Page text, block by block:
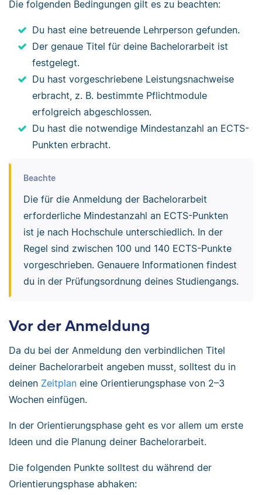
Die folgenden Bedingungen gilt es zu beachten:
Du hast eine betreuende Lehrperson gefunden.
Der genaue Titel für deine Bachelorarbeit ist
festgelegt.
Du hast vorgeschriebene Leistungsnachweise
erbracht, z. B. bestimmte Pflichtmodule
erfolgreich abgeschlossen.
Du hast die notwendige Mindestanzahl an ECTS-
Punkten erbracht.
Beachte
Die für die Anmeldung der Bachelorarbeit
erforderliche Mindestanzahl an ECTS-Punkten
ist je nach Hochschule unterschiedlich. In der
Regel sind zwischen 100 und 140 ECTS-Punkte
vorgeschrieben. Genauere Informationen findest
du in der Prüfungsordnung deines Studiengangs.
Vor der Anmeldung
Da du bei der Anmeldung den verbindlichen Titel
deiner Bachelorarbeit angeben musst, solltest du in
deinen Zeitplan eine Orientierungsphase von 2–3
Wochen einfügen.
In der Orientierungsphase geht es vor allem um erste
Ideen und die Planung deiner Bachelorarbeit.
Die folgenden Punkte solltest du während der
Orientierungsphase abhaken: